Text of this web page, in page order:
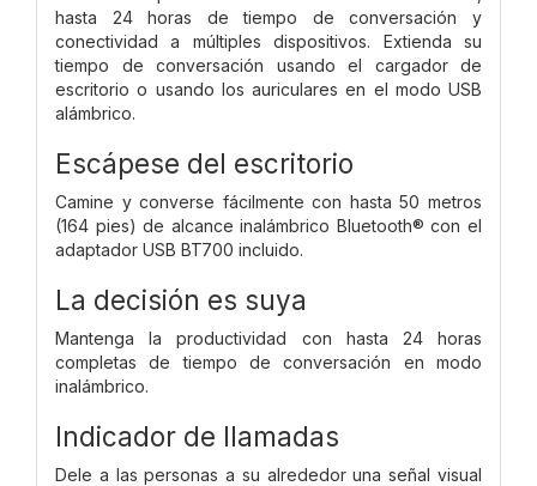
hasta 24 horas de tiempo de conversación y
conectividad a múltiples dispositivos. Extienda su
tiempo de conversación usando el cargador de
escritorio o usando los auriculares en el modo USB
alámbrico.
Escápese del escritorio
Camine y converse fácilmente con hasta 50 metros
(164 pies) de alcance inalámbrico Bluetooth® con el
adaptador USB BT700 incluido.
La decisión es suya
Mantenga la productividad con hasta 24 horas
completas de tiempo de conversación en modo
inalámbrico.
Indicador de llamadas
Dele a las personas a su alrededor una señal visual